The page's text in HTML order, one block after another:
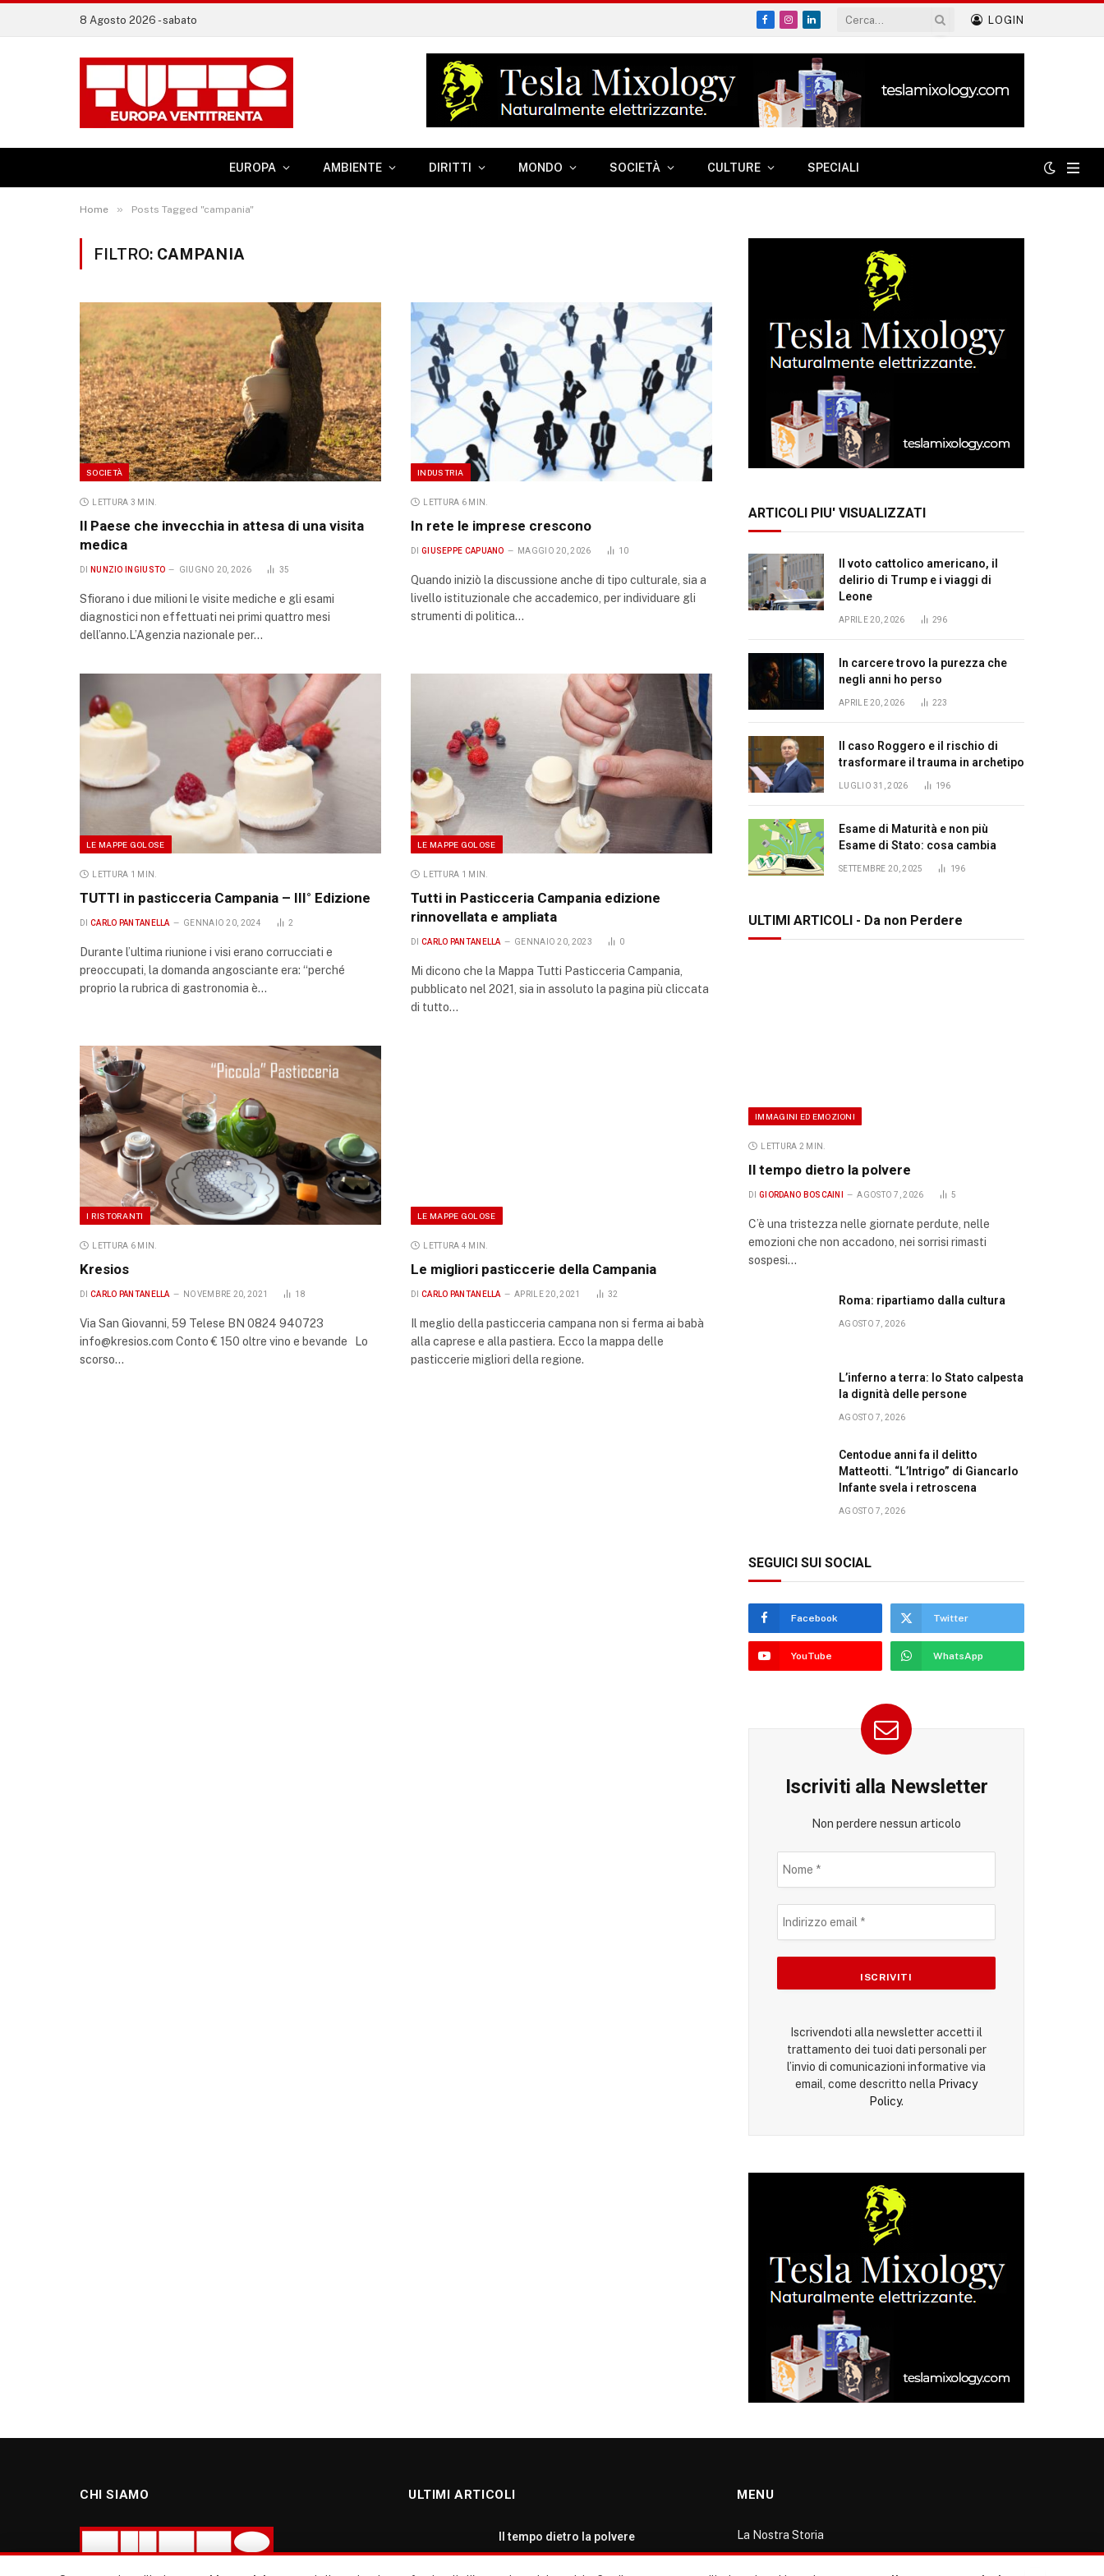
8 Agosto 2026 - sabato
Facebook
Instagram
LinkedIn
LOGIN
EUROPA AMBIENTE DIRITTI MONDO SOCIETÀ CULTURE SPECIALI
Home » Posts Tagged "campania"
FILTRO: CAMPANIA
SOCIETÀ
LETTURA 3 MIN.
Il Paese che invecchia in attesa di una visita
medica
DI NUNZIO INGIUSTO GIUGNO 20, 2026 35
Sfiorano i due milioni le visite mediche e gli esami
diagnostici non effettuati nei primi quattro mesi
dell’anno.L’Agenzia nazionale per…
INDUSTRIA
LETTURA 6 MIN.
In rete le imprese crescono
DI GIUSEPPE CAPUANO MAGGIO 20, 2026 10
Quando iniziò la discussione anche di tipo culturale, sia a
livello istituzionale che accademico, per individuare gli
strumenti di politica…
LE MAPPE GOLOSE
LETTURA 1 MIN.
TUTTI in pasticceria Campania – III° Edizione
DI CARLO PANTANELLA GENNAIO 20, 2024 2
Durante l’ultima riunione i visi erano corrucciati e
preoccupati, la domanda angosciante era: “perché
proprio la rubrica di gastronomia è…
LE MAPPE GOLOSE
LETTURA 1 MIN.
Tutti in Pasticceria Campania edizione
rinnovellata e ampliata
DI CARLO PANTANELLA GENNAIO 20, 2023 0
Mi dicono che la Mappa Tutti Pasticceria Campania,
pubblicato nel 2021, sia in assoluto la pagina più cliccata
di tutto…
I RISTORANTI
LETTURA 6 MIN.
Kresios
DI CARLO PANTANELLA NOVEMBRE 20, 2021 18
Via San Giovanni, 59 Telese BN 0824 940723
info@kresios.com Conto € 150 oltre vino e bevande Lo
scorso…
LE MAPPE GOLOSE
LETTURA 4 MIN.
Le migliori pasticcerie della Campania
DI CARLO PANTANELLA APRILE 20, 2021 32
Il meglio della pasticceria campana non si ferma ai babà
alla caprese e alla pastiera. Ecco la mappa delle
pasticcerie migliori della regione.
ARTICOLI PIU' VISUALIZZATI
Il voto cattolico americano, il
delirio di Trump e i viaggi di
Leone
APRILE 20, 2026 296
In carcere trovo la purezza che
negli anni ho perso
APRILE 20, 2026 223
Il caso Roggero e il rischio di
trasformare il trauma in archetipo
LUGLIO 31, 2026 196
Esame di Maturità e non più
Esame di Stato: cosa cambia
SETTEMBRE 20, 2025 196
ULTIMI ARTICOLI - Da non Perdere
IMMAGINI ED EMOZIONI
LETTURA 2 MIN.
Il tempo dietro la polvere
DI GIORDANO BOSCAINI AGOSTO 7, 2026 5
C’è una tristezza nelle giornate perdute, nelle
emozioni che non accadono, nei sorrisi rimasti
sospesi…
Roma: ripartiamo dalla cultura
AGOSTO 7, 2026
L’inferno a terra: lo Stato calpesta
la dignità delle persone
AGOSTO 7, 2026
Centodue anni fa il delitto
Matteotti. “L’Intrigo” di Giancarlo
Infante svela i retroscena
AGOSTO 7, 2026
SEGUICI SUI SOCIAL
Facebook Twitter
YouTube WhatsApp
Iscriviti alla Newsletter
Non perdere nessun articolo
Iscrivendoti alla newsletter accetti il
trattamento dei tuoi dati personali per
l’invio di comunicazioni informative via
email, come descritto nella Privacy
Policy.
CHI SIAMO ULTIMI ARTICOLI
Il tempo dietro la polvere
MENU
La Nostra Storia